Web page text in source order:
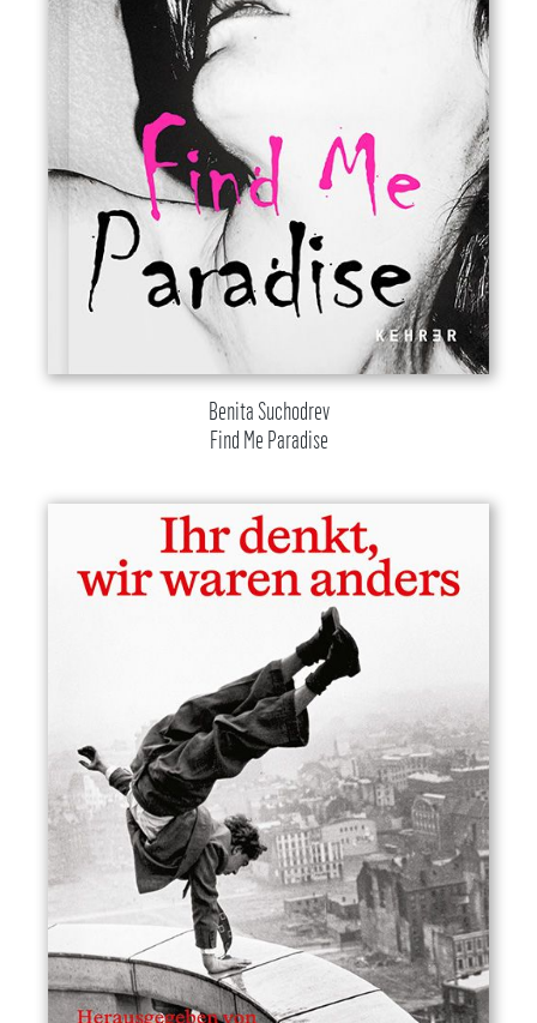
Benita Suchodrev
Find Me Paradise